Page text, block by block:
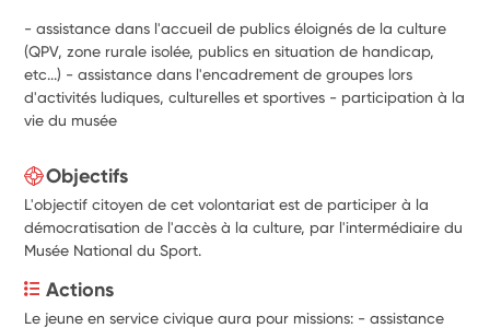
- assistance dans l'accueil de publics éloignés de la culture
(QPV, zone rurale isolée, publics en situation de handicap,
etc...) - assistance dans l'encadrement de groupes lors
d'activités ludiques, culturelles et sportives - participation à la
vie du musée
Objectifs
L'objectif citoyen de cet volontariat est de participer à la
démocratisation de l'accès à la culture, par l'intermédiaire du
Musée National du Sport.
Actions
Le jeune en service civique aura pour missions: - assistance